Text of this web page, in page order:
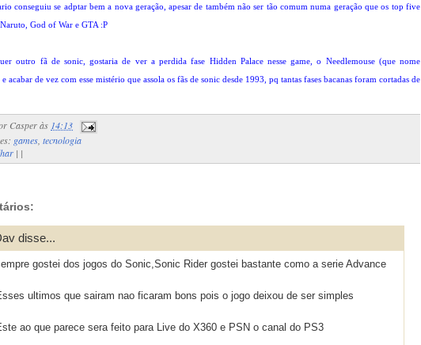
conseguiu se adptar bem a nova geração, apesar de também não ser tão comum numa geração que os top five
God of War e GTA :P
outro fã de sonic, gostaria de ver a perdida fase Hidden Palace nesse game, o Needlemouse (que nome
acabar de vez com esse mistério que assola os fãs de sonic desde 1993, pq tantas fases bacanas foram cortadas de
Casperàs 14:13
games tecnologia
| |
disse...
gostei dos jogos do Sonic,Sonic Rider gostei bastante como a serie Advance
ultimos que sairam nao ficaram bons pois o jogo deixou de ser simples
ao que parece sera feito para Live do X360 e PSN o canal do PS3